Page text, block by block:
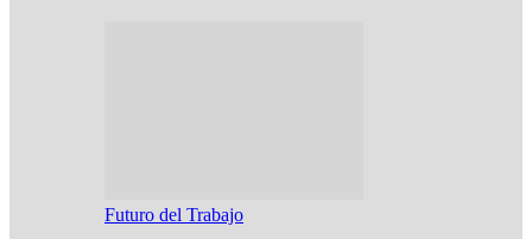
Futuro del Trabajo